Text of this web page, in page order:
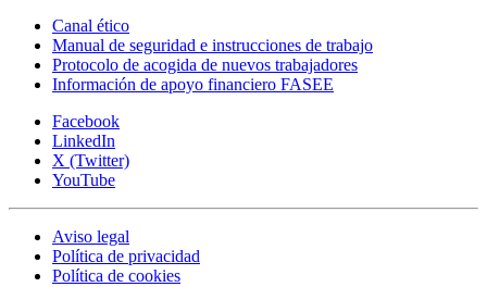
Canal ético
Manual de seguridad e instrucciones de trabajo
Protocolo de acogida de nuevos trabajadores
Información de apoyo financiero FASEE
Facebook
LinkedIn
X (Twitter)
YouTube
Aviso legal
Política de privacidad
Política de cookies